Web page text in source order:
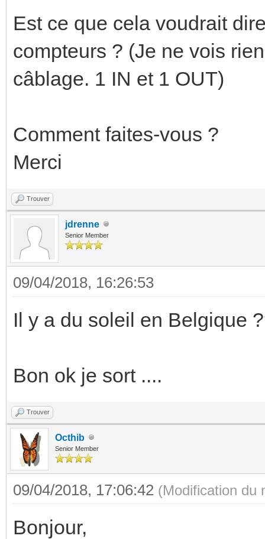
Est ce que cela voudrait
compteurs ? (Je ne vois
câblage. 1 IN et 1 OUT)
Comment faites-vous ?
Merci
Trouver
jdrenne
Senior Member
09/04/2018, 16:26:53
Il y a du soleil en Belgique
Bon ok je sort ....
Trouver
Octhib
Senior Member
09/04/2018, 17:06:42 (Modification du
Bonjour,